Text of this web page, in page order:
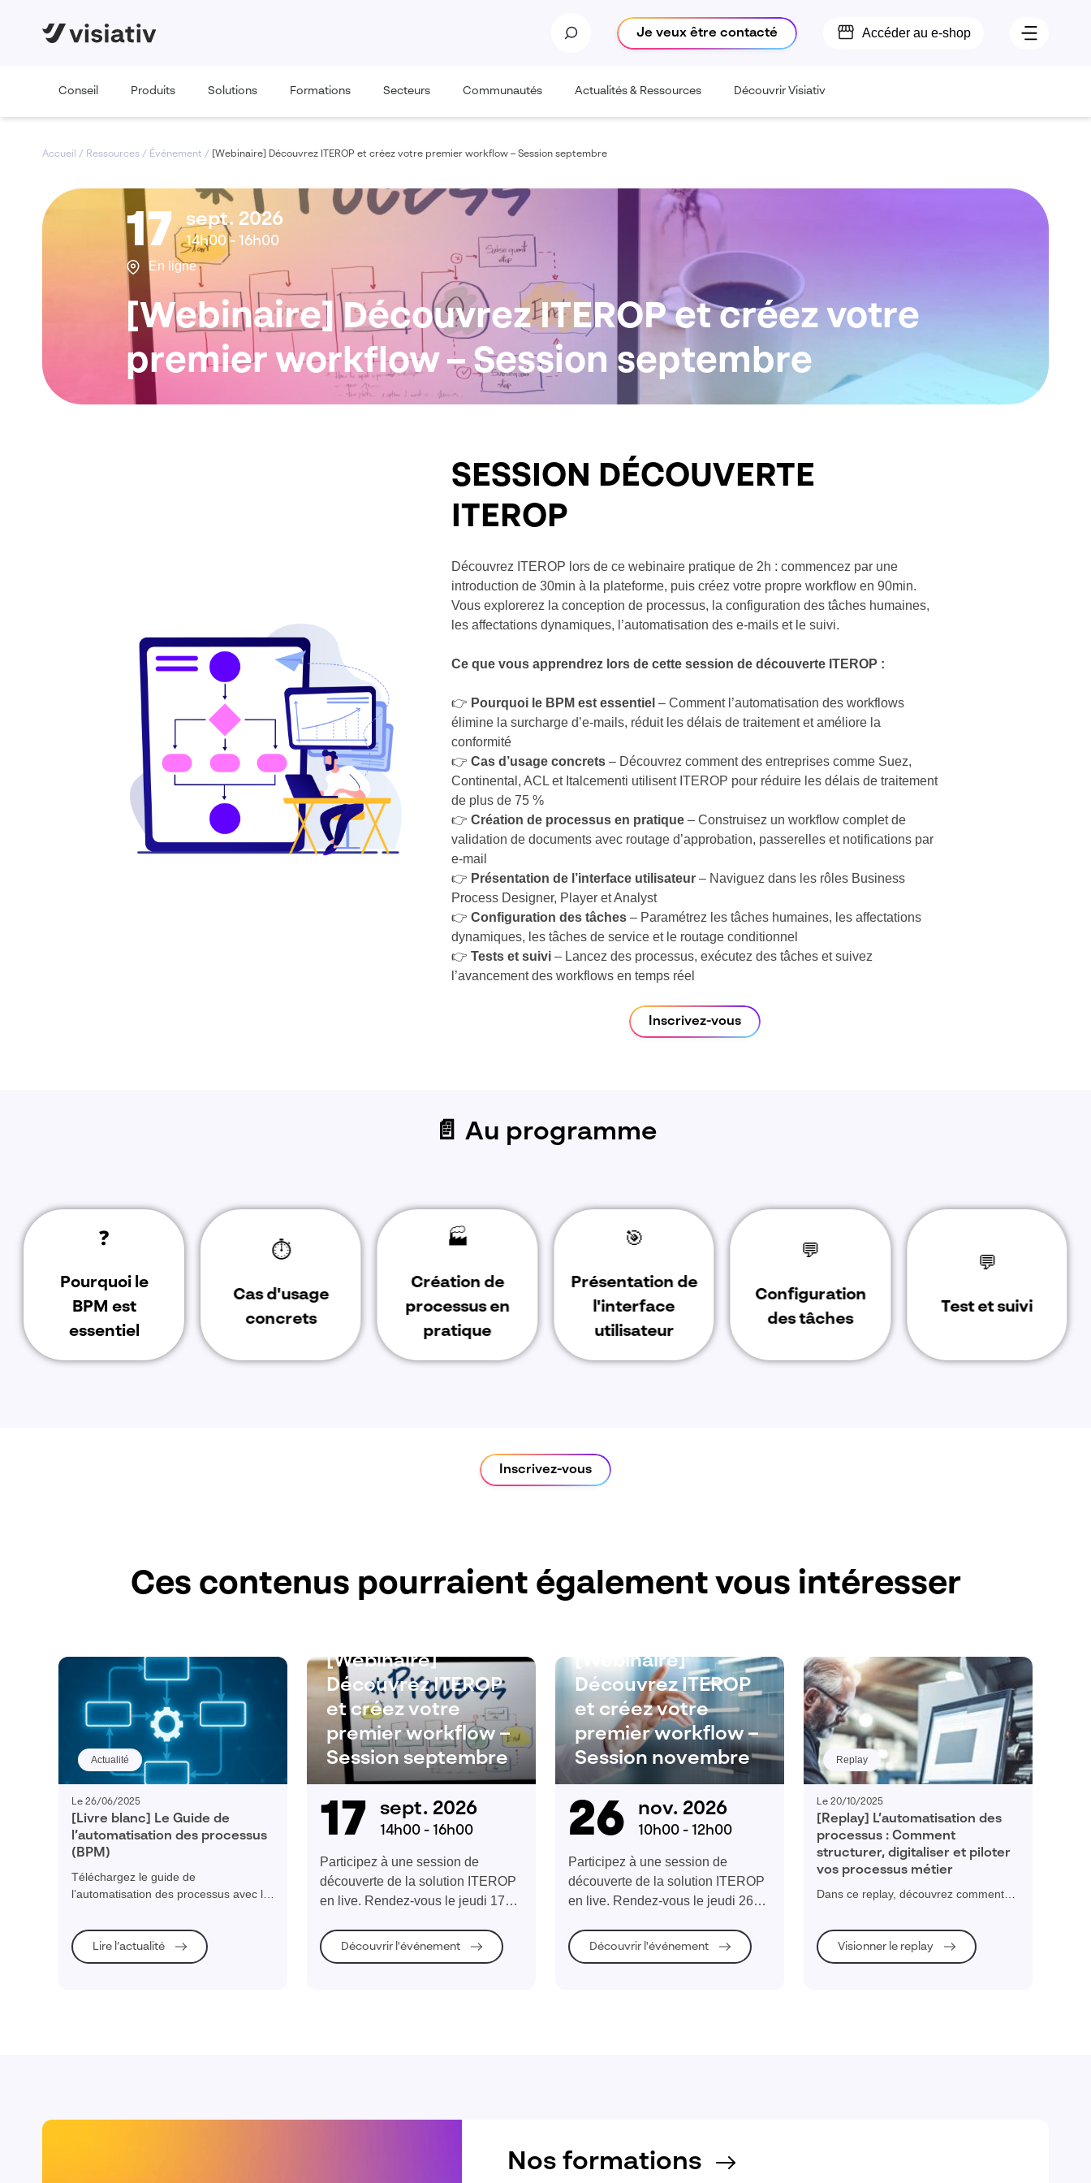
Je veux être contacté Accéder au e-shop
Conseil Produits Solutions Formations Secteurs Communautés Actualités & Ressources Découvrir Visiativ
Accueil / Ressources / Événement / [Webinaire] Découvrez ITEROP et créez votre premier workflow – Session septembre
17 sept. 2026
14h00 - 16h00
En ligne
[Webinaire] Découvrez ITEROP et créez votre
premier workflow – Session septembre
SESSION DÉCOUVERTE
ITEROP
Découvrez ITEROP lors de ce webinaire pratique de 2h : commencez par une
introduction de 30min à la plateforme, puis créez votre propre workflow en 90min.
Vous explorerez la conception de processus, la configuration des tâches humaines,
les affectations dynamiques, l’automatisation des e-mails et le suivi.
Ce que vous apprendrez lors de cette session de découverte ITEROP :
👉 Pourquoi le BPM est essentiel – Comment l’automatisation des workflows
élimine la surcharge d’e-mails, réduit les délais de traitement et améliore la
conformité
👉 Cas d’usage concrets– Découvrez comment des entreprises comme Suez,
Continental, ACL et Italcementi utilisent ITEROP pour réduire les délais de traitement
de plus de 75 %
👉 Création de processus en pratique– Construisez un workflow complet de
validation de documents avec routage d’approbation, passerelles et notifications par
e-mail
👉 Présentation de l’interface utilisateur– Naviguez dans les rôles Business
Process Designer, Player et Analyst
👉 Configuration des tâches– Paramétrez les tâches humaines, les affectations
dynamiques, les tâches de service et le routage conditionnel
👉 Tests et suivi– Lancez des processus, exécutez des tâches et suivez
l’avancement des workflows en temps réel
Inscrivez-vous
📄 Au programme
❓
Pourquoi le
BPM est
essentiel
⏱️
Cas d'usage
concrets
🏭
Création de
processus en
pratique
🎯
Présentation de
l'interface
utilisateur
💬
Configuration
des tâches
💬
Test et suivi
Inscrivez-vous
Ces contenus pourraient également vous intéresser
Actualité
Le 26/06/2025
[Livre blanc] Le Guide de
l’automatisation des processus
(BPM)
Téléchargez le guide de
l’automatisation des processus avec le
digitaliser et piloter vos processus
métier pour améliorer la productivité de
votre entreprise industrielle.
Lire l’actualité
[Webinaire]
Découvrez ITEROP
et créez votre
premier workflow –
Session septembre
17 sept. 2026
14h00 - 16h00
Participez à une session de
découverte de la solution ITEROP
en live. Rendez-vous le jeudi 17
Découvrir l'événement
[Webinaire]
Découvrez ITEROP
et créez votre
premier workflow –
Session novembre
26 nov. 2026
10h00 - 12h00
Participez à une session de
découverte de la solution ITEROP
en live. Rendez-vous le jeudi 26
Découvrir l'événement
Replay
Le 20/10/2025
[Replay] L’automatisation des
processus : Comment
structurer, digitaliser et piloter
vos processus métier
Dans ce replay, découvrez comment
métier pour gagner en efficacité,
réduire les erreurs et améliorer la
collaboration.
Visionner le replay
Nos formations